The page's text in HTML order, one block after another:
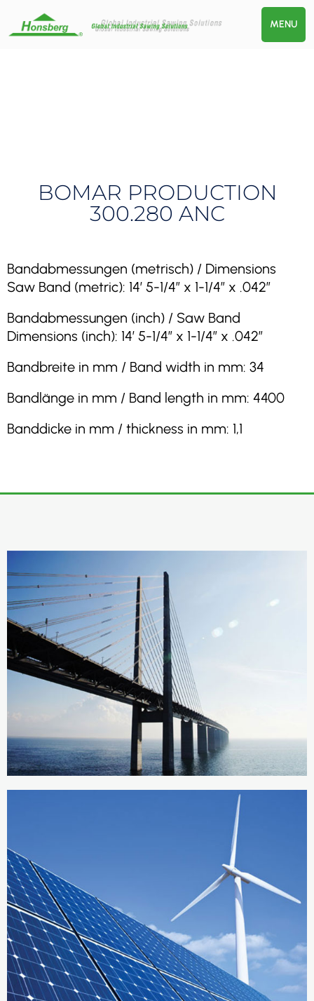
MENU
BOMAR PRODUCTION
300.280 ANC
Bandabmessungen (metrisch) / Dimensions
Saw Band (metric): 14′ 5-1/4″ x 1-1/4″ x .042″
Bandabmessungen (inch) / Saw Band
Dimensions (inch): 14′ 5-1/4″ x 1-1/4″ x .042″
Bandbreite in mm / Band width in mm: 34
Bandlänge in mm / Band length in mm: 4400
Banddicke in mm / thickness in mm: 1,1